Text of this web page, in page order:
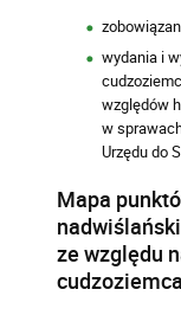
wydania i
względów
w
Urzędu do
Mapa
ze względu